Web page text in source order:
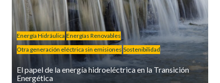
Energía Hidráulica Energías Renovables
Otra generación eléctrica sin emisiones Sostenibilidad
El papel de la energía hidroeléctrica en la Transición
Energética